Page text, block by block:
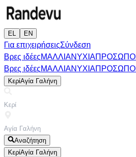
EL EN
Για επιχειρήσειςΣύνδεση
Βρες ιδέεςΜΑΛΛΙΑΝΥΧΙΑΠΡΟΣΩΠΟ
Βρες ιδέεςΜΑΛΛΙΑΝΥΧΙΑΠΡΟΣΩΠΟ
ΚερίΑγία Γαλήνη
Αναζήτηση
ΚερίΑγία Γαλήνη